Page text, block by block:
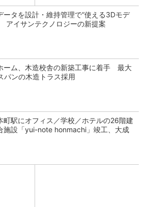
ータを設計・維持管理で“使える3Dモデ
アイサンテクノロジーの新提案
ーム、木造校舎の新築工事に着手 最大
パンの木造トラス採用
町駅にオフィス／学校／ホテルの26階建
施設「yui-note honmachi」竣工、大成